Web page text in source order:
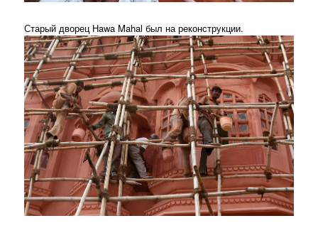
Старый дворец Hawa Mahal был на реконструкции.